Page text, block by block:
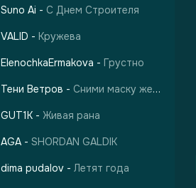
Suno Ai - С Днем Строителя
VALID - Кружева
ElenochkaErmakova - Грустно
Тени Ветров - Сними маску жертвы
GUT1K - Живая рана
AGA - SHORDAN GALDIK
dima pudalov - Летят года